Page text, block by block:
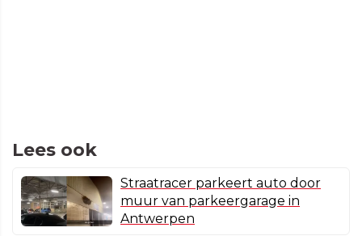
Lees ook
Straatracer parkeert auto door
muur van parkeergarage in
Antwerpen